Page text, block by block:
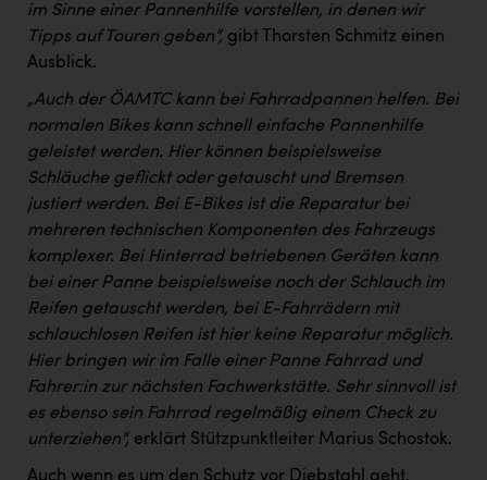
im Sinne einer Pannenhilfe vorstellen, in denen wir
Tipps auf Touren geben“, gibt Thorsten Schmitz einen
Ausblick.
„Auch der ÖAMTC kann bei Fahrradpannen helfen. Bei
normalen Bikes kann schnell einfache Pannenhilfe
geleistet werden. Hier können beispielsweise
Schläuche geflickt oder getauscht und Bremsen
justiert werden. Bei E-Bikes ist die Reparatur bei
mehreren technischen Komponenten des Fahrzeugs
komplexer. Bei Hinterrad betriebenen Geräten kann
bei einer Panne beispielsweise noch der Schlauch im
Reifen getauscht werden, bei E-Fahrrädern mit
schlauchlosen Reifen ist hier keine Reparatur möglich.
Hier bringen wir im Falle einer Panne Fahrrad und
Fahrer:in zur nächsten Fachwerkstätte. Sehr sinnvoll ist
es ebenso sein Fahrrad regelmäßig einem Check zu
unterziehen“, erklärt Stützpunktleiter Marius Schostok.
Auch wenn es um den Schutz vor Diebstahl geht,